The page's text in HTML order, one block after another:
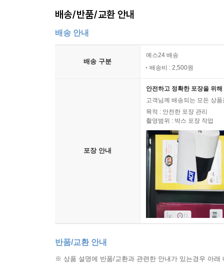
배송/반품/교환 안내
배송 안내
배송 구분
예스24 배송
배송비 : 2,500원
포장 안내
안전하고 정확한 포장을 위
고객님께 배송되는 모든 상
목적 : 안전한 포장 관리
촬영범위 : 박스 포장 작업
반품/교환 안내
※ 상품 설명에 반품/교환과 관련한 안내가 있는경우 아